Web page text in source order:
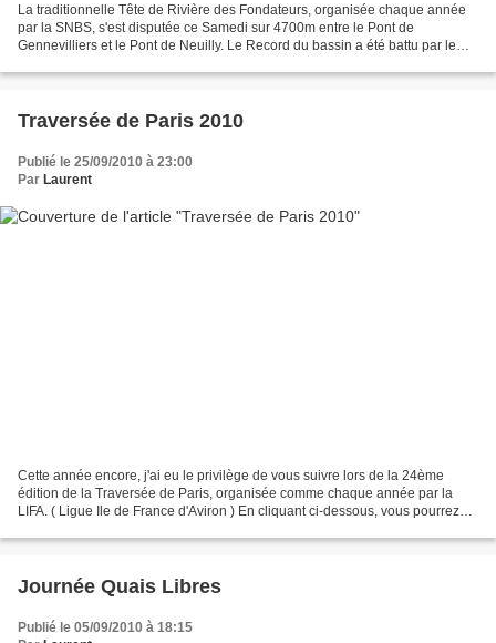
La traditionnelle Tête de Rivière des Fondateurs, organisée chaque année
par la SNBS, s'est disputée ce Samedi sur 4700m entre le Pont de
Gennevilliers et le Pont de Neuilly. Le Record du bassin a été battu par le
Traversée de Paris 2010
Publié le 25/09/2010 à 23:00
Par Laurent
Cette année encore, j'ai eu le privilège de vous suivre lors de la 24ème
édition de la Traversée de Paris, organisée comme chaque année par la
LIFA. ( Ligue Ile de France d'Aviron ) En cliquant ci-dessous, vous pourrez
Journée Quais Libres
Publié le 05/09/2010 à 18:15